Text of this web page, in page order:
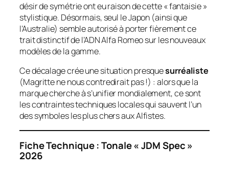
désir de symétrie ont eu raison de cette « fantaisie »
stylistique. Désormais, seul le Japon (ainsi que
l’Australie) semble autorisé à porter fièrement ce
trait distinctif de l’ADN Alfa Romeo sur les nouveaux
modèles de la gamme.
Ce décalage crée une situation presquesurréaliste
(Magritte ne nous contredirait pas !) : alors que la
marque cherche à s’unifier mondialement, ce sont
les contraintes techniques locales qui sauvent l’un
des symboles les plus chers aux Alfistes.
Fiche Technique : Tonale « JDM Spec »
2026